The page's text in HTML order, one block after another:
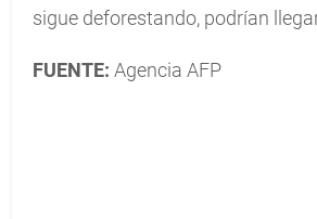
sigue deforestando, podrían
FUENTE: Agencia AFP